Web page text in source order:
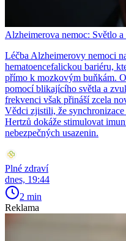
Alzheimerova nemoc: Světlo
Léčba Alzheimerovy nemoci
hematoencefalickou bariéru,
přímo k mozkovým buňkám.
pomocí blikajícího světla a
frekvenci však přináší zcela
Vědci zjistili, že
Hertzů dokáže stimulovat
nebezpečných usazenin.
Plné zdraví
dnes, 19:44
2 min
Reklama